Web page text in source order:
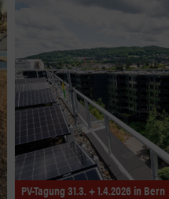
PV-Tagung 31.3. + 1.4.2026 in Bern